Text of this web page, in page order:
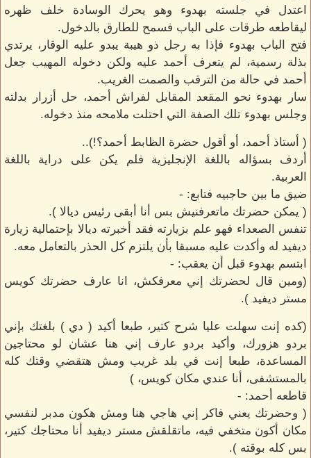
اعتدل في جلسته بهدوء وهو يحرك الوسادة خلف ظهره
ليقاطعه طرقات على الباب فسمح للطارق بالدخول.
فتح الباب بهدوء فإذا به رجل ذو هيبة يبدو عليه الوقار، يرتدي
بذلة رسمية، لم يتعرف أحمد عليه ولكن دخوله المهيب جعل
أحمد في حالة من الترقب والصمت الغريب.
سار بهدوء نحو المقعد المقابل لفراش أحمد، حل أزرار بدلته
وجلس بهدوء تلك الصفة التي احتلت ملامحه منذ دخوله.
( أستاذ أحمد، أو أقول حضرة الظابط أحمد؟!)..
أردف بسؤاله باللغة الإنجليزية فلم يكن على دراية باللغة
العربية.
ضيق ما بين حاجبيه فتابع: -
( يمكن حضرتك ماتعرفنيش بس أنا أبقى رئيس ديالا ).
تنفس الصعداء فهو علم بزيارته فقد أخبرته ديالا بإحتمالية زيارة
ديفيد له وأكدت عليه مسبقا بأن يلتزم كل الحذر بالتعامل معه.
ابتسم بهدوء قبل أن يعقب: -
(ومين قال لحضرتك إني معرفكش، انا عارف حضرتك كويس
مستر ديفيد ).
(كده إنت سهلت عليا شرح كتير، طبعا أكيد ( دي ) بلغتك بإني
بردو هزورك، وأكيد بردو عارف إني هنا عشان لو محتاجين
المساعدة، طبعا إنت في بلد غريب ومش هتقضي وقتك كله
بالمستشفى، أنا عندي مكان كويس، )
قاطعه أحمد: -
( وحضرتك يعني فاكر إني هاجي هنا ومش هكون مدبر لنفسي
مكان أكون متخفي فيه، ماتقلقش مستر ديفيد أنا محتاجك كتير،
بس كله بوقته ).